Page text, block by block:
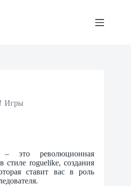
Игры
это революционная
стиле roguelike, создания
ставит вас в роль